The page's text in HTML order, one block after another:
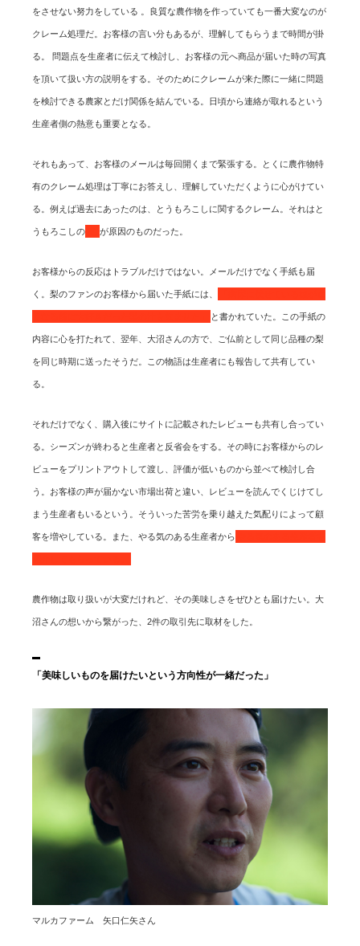
をさせない努力をしている 。良質な農作物を作っていても一番大変なのが
クレーム処理だ。お客様の言い分もあるが、理解してもらうまで時間が掛
る。 問題点を生産者に伝えて検討し、お客様の元へ商品が届いた時の写真
を頂いて扱い方の説明をする。そのためにクレームが来た際に一緒に問題
を検討できる農家とだけ関係を結んでいる。日頃から連絡が取れるという
生産者側の熱意も重要となる。
それもあって、お客様のメールは毎回開くまで緊張する。とくに農作物特
有のクレーム処理は丁寧にお答えし、理解していただくように心がけてい
る。例えば過去にあったのは、とうもろこしに関するクレーム。それはと
うもろこしの が原因のものだった。
お客様からの反応はトラブルだけではない。メールだけでなく手紙も届
く。梨のファンのお客様から届いた手紙には、
と書かれていた。この手紙の
内容に心を打たれて、翌年、大沼さんの方で、ご仏前として同じ品種の梨
を同じ時期に送ったそうだ。この物語は生産者にも報告して共有してい
る。
それだけでなく、購入後にサイトに記載されたレビューも共有し合ってい
る。シーズンが終わると生産者と反省会をする。その時にお客様からのレ
ビューをプリントアウトして渡し、評価が低いものから並べて検討し合
う。お客様の声が届かない市場出荷と違い、レビューを読んでくじけてし
まう生産者もいるという。そういった苦労を乗り越えた気配りによって顧
客を増やしている。また、やる気のある生産者から
農作物は取り扱いが大変だけれど、その美味しさをぜひとも届けたい。大
沼さんの想いから繋がった、2件の取引先に取材をした。
「美味しいものを届けたいという方向性が一緒だった」
マルカファーム 矢口仁矢さん